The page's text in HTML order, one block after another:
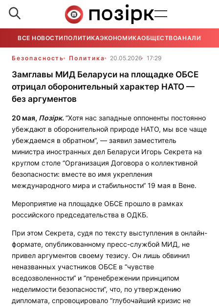
ВСЕ НОВОСТИ ПОЛИТИКАЭКОНОМИКАОБЩЕСТВОАНАЛИТИКА
Безопасность Политика 20.05.2026 17:29
Замглавы МИД Беларуси на площадке ОБСЕ
отрицал оборонительный характер НАТО —
без аргументов
20 мая, Позірк. “Хотя нас западные оппоненты постоянно
убеждают в оборонительной природе НАТО, мы все чаще
убеждаемся в обратном“, — заявил заместитель
министра иностранных дел Беларуси Игорь Секрета на
круглом столе “Организация Договора о коллективной
безопасности: вместе во имя укрепления
международного мира и стабильности“ 19 мая в Вене.
Мероприятие на площадке ОБСЕ прошло в рамках
российского председательства в ОДКБ.
При этом Секрета, судя по тексту выступления в онлайн-
формате, опубликованному пресс-службой МИД, не
привел аргументов своему тезису. Он лишь обвинил
неназванных участников ОБСЕ в “чувстве
вседозволенности“ и “пренебрежении принципом
неделимости безопасности“, что, по утверждению
дипломата, спровоцировало “глубочайший кризис не